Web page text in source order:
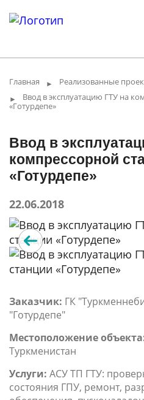
Главная ► Реализованные
►
Ввод в эксплуатацию ГТУ на
«Готурдепе»
Ввод в
компрессорной
«Готурдепе»
22.06.2018
Заказчик: ГК
"Готурдепе"
Местоположение
Туркменистан
Услуги: АСУ ТП ГТУ:
состояния ГПУ, ремонт,